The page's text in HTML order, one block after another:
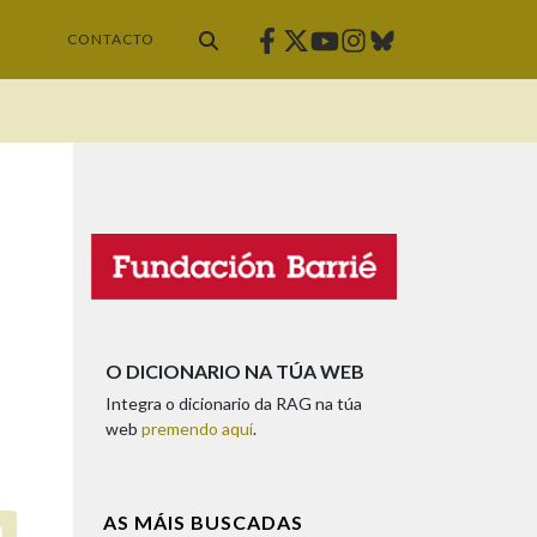
CONTACTO Facebook
Twitter
Youtube
Instagram
Bluesky
O DICIONARIO NA TÚA WEB
Integra o dicionario da RAG na túa
web premendo aquí.
AS MÁIS BUSCADAS